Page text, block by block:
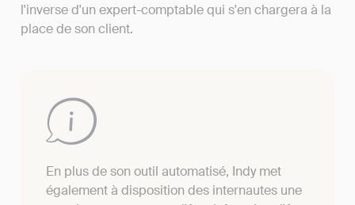
l'inverse d'un expert-comptable qui s'en chargera à la
place de son client.
En plus de son outil automatisé, Indy met
également à disposition des internautes une